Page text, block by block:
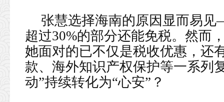
张慧选择海南的原因显而易
超过30%的部分还能免税。然而
她面对的已不仅是税收优惠，还
款、海外知识产权保护等一系列
动”持续转化为“心安”？